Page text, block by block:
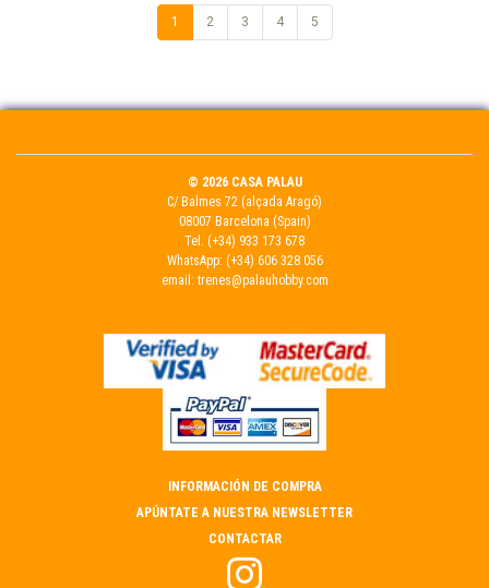
1 2 3 4 5
© 2026 CASA PALAU
C/ Balmes 72 (alçada Aragó)
08007 Barcelona (Spain)
Tel. (+34) 933 173 678
WhatsApp: (+34) 606 328 056
email: trenes@palauhobby.com
INFORMACIÓN DE COMPRA
APÚNTATE A NUESTRA NEWSLETTER
CONTACTAR